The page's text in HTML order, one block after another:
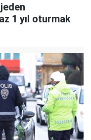
1 yıl oturmak